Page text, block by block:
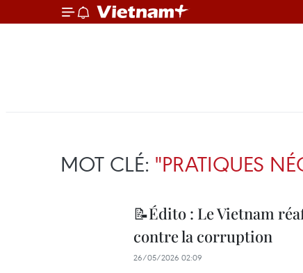
MOT CLÉ: "PRATIQUES
📝Édito : Le Vietnam
contre la corruption
26/05/2026 02:09